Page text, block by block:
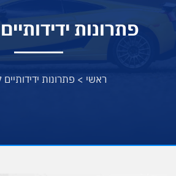
פתרונות
ראשי >פתרונות